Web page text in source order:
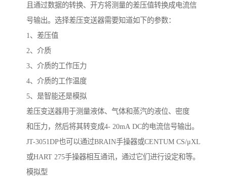
且通过数据的转换、开方将测量的差压值转换成电流信
号输出。选择差压变送器需要知道如下的参数：
1、差压值
2、介质
3、介质的工作压力
4、介质的工作温度
5、是智能还是模拟
差压变送器用于测量液体、气体和蒸汽的液位、密度
和压力，然后将其转变成4- 20mA DC的电流信号输出。
JT-3051DP也可以通过BRAIN手操器或CENTUM CS/μXL
或HART 275手操器相互通讯，通过它们进行设定和等。
模拟型